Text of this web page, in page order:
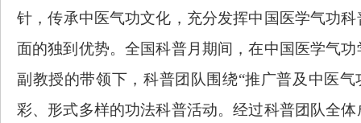
针 ，传承中医气功文化 ， 充分发挥中国医学气功
面的独到优势。全国科普月期间，在中国医学气
副教授的带领下，科普团队围绕“推广普及中医气
彩、形式多样的功法科普活动。经过科普团队全